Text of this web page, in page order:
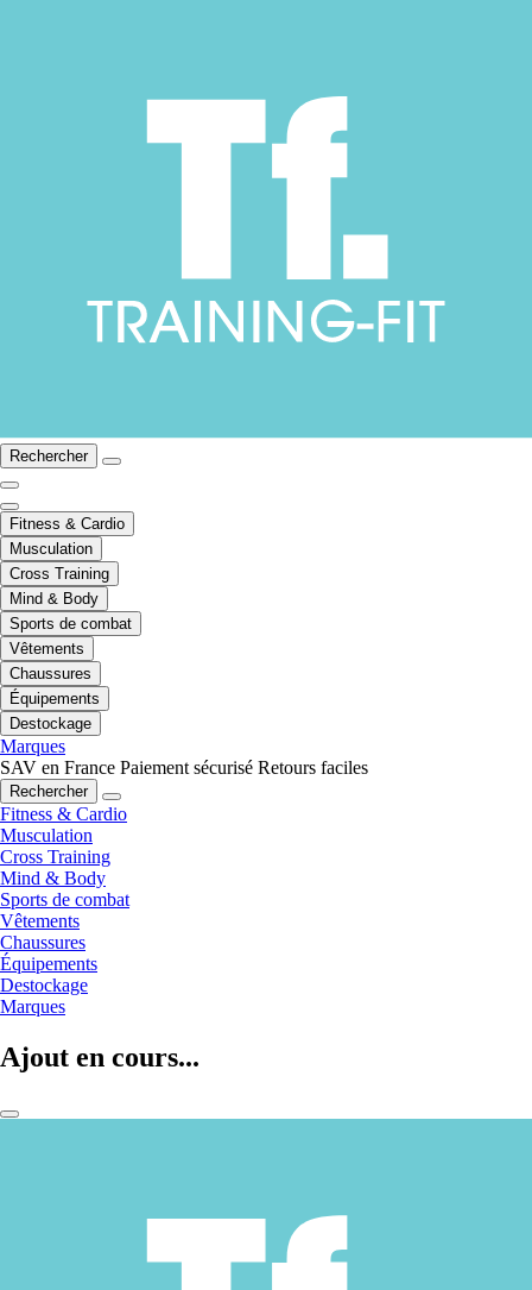
Rechercher
Fitness & Cardio
Musculation
Cross Training
Mind & Body
Sports de combat
Vêtements
Chaussures
Équipements
Destockage
Marques
SAV en France Paiement sécurisé Retours faciles
Rechercher
Fitness & Cardio
Musculation
Cross Training
Mind & Body
Sports de combat
Vêtements
Chaussures
Équipements
Destockage
Marques
Ajout en cours...